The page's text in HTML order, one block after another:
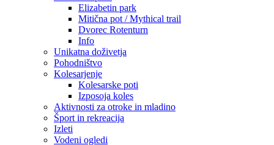
Elizabetin park
Mitična pot / Mythical trail
Dvorec Rotenturn
Info
Unikatna doživetja
Pohodništvo
Kolesarjenje
Kolesarske poti
Izposoja koles
Aktivnosti za otroke in mladino
Šport in rekreacija
Izleti
Vodeni ogledi